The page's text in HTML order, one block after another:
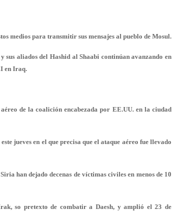
medios para transmitir sus mensajes al pueblo de Mosul.
sus aliados del Hashid al Shaabi continúan avanzando en
en Iraq.
de la coalición encabezada por EE.UU. en la ciudad
jueves en el que precisa que el ataque aéreo fue llevado
han dejado decenas de víctimas civiles en menos de 10
so pretexto de combatir a Daesh, y amplió el 23 de